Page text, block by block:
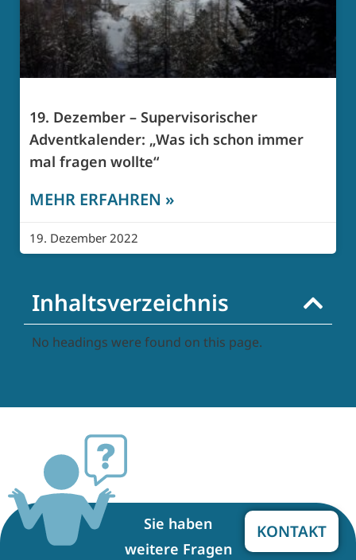
19. Dezember – Supervisorischer
Adventkalender: „Was ich schon immer
mal fragen wollte“
MEHR ERFAHREN »
19. Dezember 2022
Inhaltsverzeichnis
No headings were found on this page.
Sie haben
weitere Fragen
KONTAKT